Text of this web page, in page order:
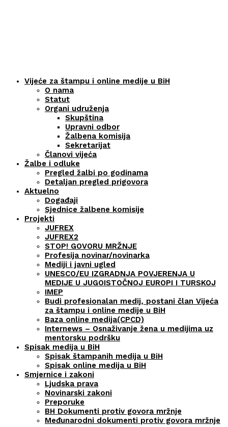
Vijeće za štampu i online medije u BiH
O nama
Statut
Organi udruženja
Skupština
Upravni odbor
Žalbena komisija
Sekretarijat
Članovi vijeća
Žalbe i odluke
Pregled žalbi po godinama
Detaljan pregled prigovora
Aktuelno
Događaji
Sjednice žalbene komisije
Projekti
JUFREX
JUFREX2
STOP! GOVORU MRŽNJE
Profesija novinar/novinarka
Mediji i javni ugled
UNESCO/EU IZGRADNJA POVJERENJA U
MEDIJE U JUGOISTOČNOJ EUROPI I TURSKOJ
IMEP
Budi profesionalan medij, postani član Vijeća
za štampu i online medije u BiH
Baza online medija(CPCD)
Internews – Osnaživanje žena u medijima uz
mentorsku podršku
Spisak medija u BiH
Spisak štampanih medija u BiH
Spisak online medija u BiH
Smjernice i zakoni
Ljudska prava
Novinarski zakoni
Preporuke
BH Dokumenti protiv govora mržnje
Međunarodni dokumenti protiv govora mržnje